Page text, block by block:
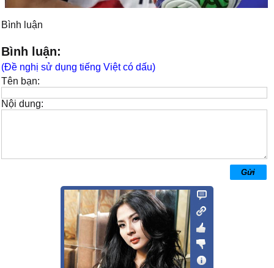
Bình luận
Bình luận:
(Đề nghị sử dụng tiếng Việt có dấu)
Tên bạn:
Nội dung: